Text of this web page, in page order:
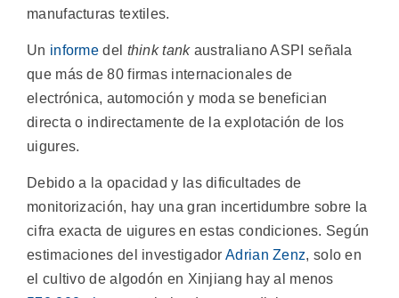
manufacturas textiles.
Un informe del think tankaustraliano ASPI señala
que más de 80 firmas internacionales de
electrónica, automoción y moda se benefician
directa o indirectamente de la explotación de los
uigures.
Debido a la opacidad y las dificultades de
monitorización, hay una gran incertidumbre sobre la
cifra exacta de uigures en estas condiciones. Según
estimaciones del investigadorAdrian Zenz, solo en
el cultivo de algodón en Xinjiang hay al menos